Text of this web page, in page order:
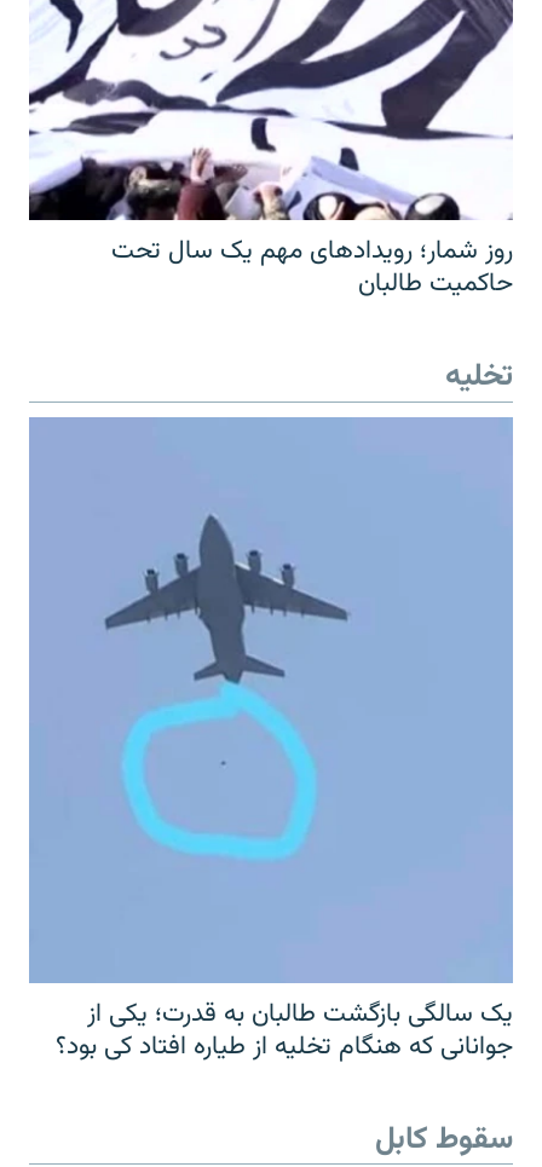
روز شمار؛ رویدادهای مهم یک سال تحت
حاکمیت طالبان
تخلیه
یک سالگی بازگشت طالبان به قدرت؛ یکی از
جوانانی که هنگام تخلیه از طیاره افتاد کی بود؟
سقوط کابل